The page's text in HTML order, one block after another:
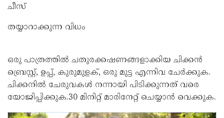
ചീസ്
തയ്യാറാക്കുന്ന വിധം
ഒരു പാത്രത്തിൽ ചതുരക്കഷണങ്ങളാക്കിയ ചിക്കൻ
ബ്രെസ്റ്റ്, ഉപ്പ്, കുരുമുളക്, ഒരു മുട്ട എന്നിവ ചേർക്കുക.
ചിക്കനിൽ ചേരുവകൾ നന്നായി പിടിക്കുന്നത് വരെ
യോജിപ്പിക്കുക.30 മിനിറ്റ് മാരിനേറ്റ് ചെയ്യാൻ വെക്കുക.